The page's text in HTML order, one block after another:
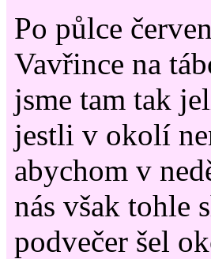
Po půlce
Vavřince na
jsme tam tak
jestli v okolí
abychom v
nás však tohle
podvečer šel